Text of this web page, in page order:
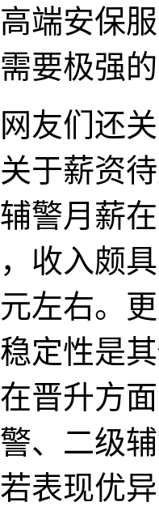
高端安保
需要极强
网友们还
关于薪资​
辅警月薪
，收入颇
元左右。
稳定性是​
在晋升方
警、二​级
若表现优